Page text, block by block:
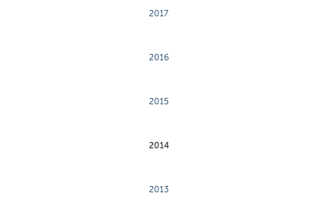
2017
2016
2015
2014
2013